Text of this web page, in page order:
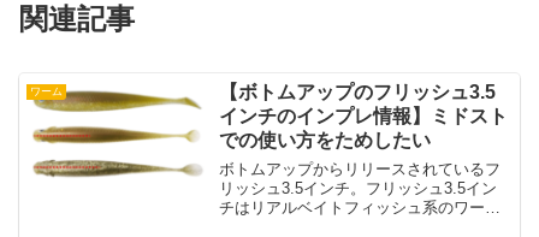
関連記事
ワーム
【ボトムアップのフリッシュ3.5
インチのインプレ情報】ミドスト
での使い方をためしたい
ボトムアップからリリースされているフ
リッシュ3.5インチ。フリッシュ3.5イン
チはリアルベイトフィッシュ系のワーム